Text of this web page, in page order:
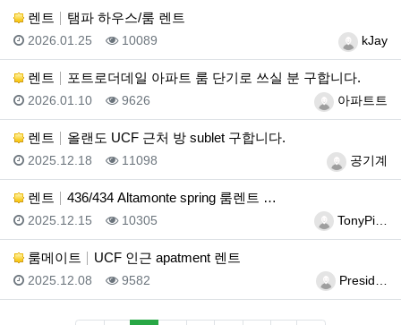
렌트 탬파 하우스/룸 렌트
등록자kJay
등록일
2026.01.25 조회
10089
렌트 포트로더데일 아파트 룸 단기로 쓰실 분 구합니다.
등록자아파트트
등록일
2026.01.10 조회
9626
렌트 올랜도 UCF 근처 방 sublet 구합니다.
등록자공기계
등록일
2025.12.18 조회
11098
렌트 436/434 Altamonte spring 룸렌트 …
등록자TonyPi…
등록일
2025.12.15 조회
10305
룸메이트 UCF 인근 apatment 렌트
등록자Presid…
등록일
2025.12.08 조회
9582